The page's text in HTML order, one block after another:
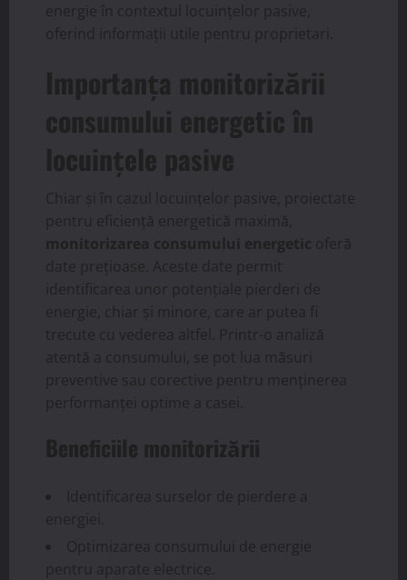
energie în contextul locuințelor pasive,
oferind informații utile pentru proprietari.
Importanța monitorizării
consumului energetic în
locuințele pasive
Chiar și în cazul locuințelor pasive, proiectate
pentru eficiență energetică maximă,
monitorizarea consumului energetic oferă
date prețioase. Aceste date permit
identificarea unor potențiale pierderi de
energie, chiar și minore, care ar putea fi
trecute cu vederea altfel. Printr-o analiză
atentă a consumului, se pot lua măsuri
preventive sau corective pentru menținerea
performanței optime a casei.
Beneficiile monitorizării
Identificarea surselor de pierdere a
energiei.
Optimizarea consumului de energie
pentru aparate electrice.